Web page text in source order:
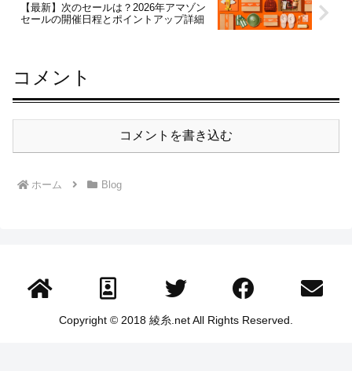
【最新】次のセールは？2026年アマゾン
セールの開催日程とポイントアップ詳細
コメント
コメントを書き込む
ホーム Blog
Copyright © 2018 綾糸.net All Rights Reserved.